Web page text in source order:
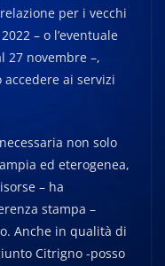
per i vecchi
– o l’eventuale
27 novembre –,
ai servizi
non solo
ed eterogenea,
– ha
stampa –
Anche in qualità di
Citrigno -posso